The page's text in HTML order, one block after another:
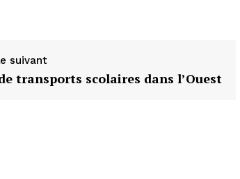
suivant
transports scolaires dans l’Ouest